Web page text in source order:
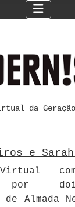
da
e
por
Almada